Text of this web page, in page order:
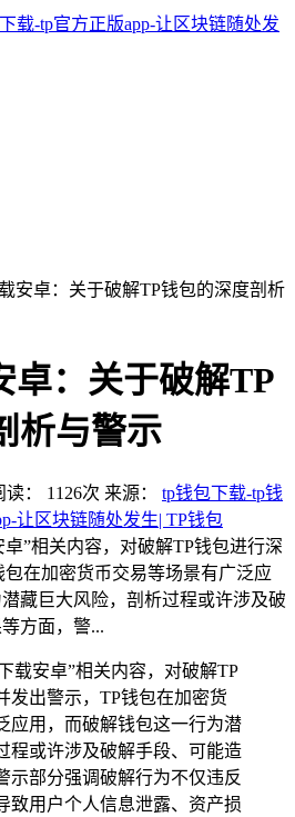
安卓：关于破解TP钱包的深度剖析
卓：关于破解TP
析与警示
读： 1126次 来源： tp钱包下载-tp钱
让区块链随处发生| TP钱包
”相关内容，对破解TP钱包进行深
在加密货币交易等场景有广泛应
藏巨大风险，剖析过程或许涉及破
方面，警...
载安卓”相关内容，对破解TP
发出警示，TP钱包在加密货
应用，而破解钱包这一行为潜
程或许涉及破解手段、可能造
示部分强调破解行为不仅违反
致用户个人信息泄露、资产损